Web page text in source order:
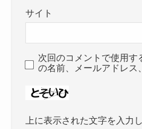
サイト
次回のコメントで使用す
の名前、メールアドレス
上に表示された文字を入力